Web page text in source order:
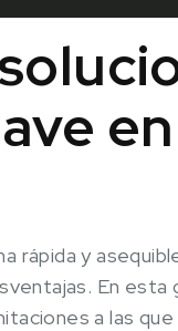
rápida y
En
a las